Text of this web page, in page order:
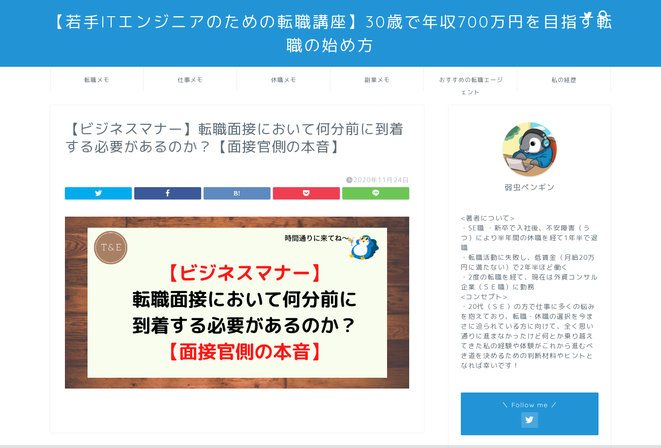
【若手ITエンジニアのための転職講座】30歳で年収700万円を目指す転
職の始め方
転職メモ 仕事メモ 休職メモ 副業メモ
おすすめの転職エージ
ェント
私の経歴
【ビジネスマナー】転職面接において何分前に到着
する必要があるのか？【面接官側の本音】
2020年11月24日
弱虫ペンギン
<著者について>
・SE職 ・新卒で入社後、不安障害（う
つ）により半年間の休職を経て1年半で退
職
・転職活動に失敗し、低賃金（月給20万
円に満たない）で2年半ほど働く
・2度の転職を経て、現在は外資コンサル
企業（ＳＥ職）に勤務
<コンセプト>
・20代（ＳＥ）の方で仕事に多くの悩み
を抱えており、転職・休職の選択を今ま
さに迫られている方に向けて、全く思い
通りに進まなかったけど何とか乗り越え
てきた私の経験や体験がこれから進むべ
き道を決めるための判断材料やヒントと
なれば幸いです！
＼ Follow me ／